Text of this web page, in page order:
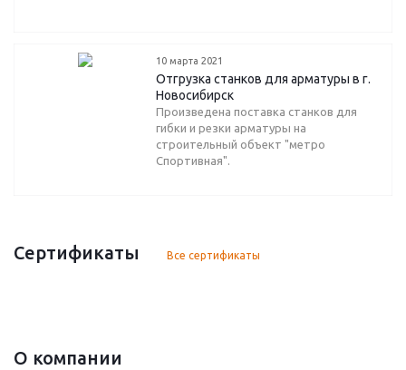
10 марта 2021
Отгрузка станков для арматуры в г.
Новосибирск
Произведена поставка станков для
гибки и резки арматуры на
строительный объект "метро
Спортивная".
Сертификаты Все сертификаты
О компании